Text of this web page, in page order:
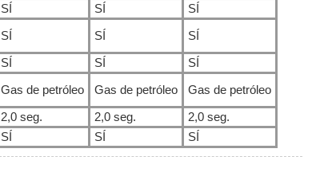
SÍ SÍ
SÍ
SÍ SÍ
SÍ
SÍ SÍ
SÍ
Gas de petróleo Gas de petróleo
Gas de petróleo
2,0 seg. 2,0 seg.
2,0 seg.
SÍ SÍ SÍ